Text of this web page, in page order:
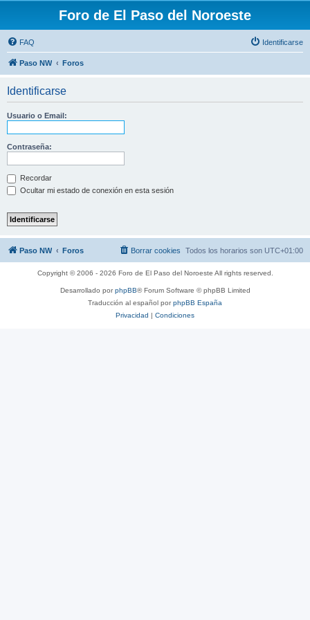
Foro de El Paso del Noroeste
FAQ Identificarse
Paso NW Foros
Identificarse
Usuario o Email:
Contraseña:
Recordar
Ocultar mi estado de conexión en esta sesión
Paso NW Foros Todos los horarios son UTC+01:00
Borrar cookies
Copyright © 2006 - 2026 Foro de El Paso del Noroeste All rights reserved.
Desarrollado porphpBB® Forum Software © phpBB Limited
Traducción al español porphpBB España
Privacidad | Condiciones